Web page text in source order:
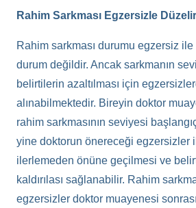
Rahim Sarkması Egzersizle
Rahim sarkması durumu egzersiz
durum değildir. Ancak sarkmanın
belirtilerin azaltılması için
alınabilmektedir. Bireyin doktor
rahim sarkmasının seviyesi
yine doktorun önereceği egzersizler
ilerlemeden önüne geçilmesi ve
kaldırılası sağlanabilir. Rahim
egzersizler doktor muayenesi